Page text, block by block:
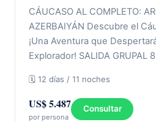
CÁUCASO AL COMPLETO:
AZERBAIYÁN Descubre el
¡Una Aventura que
Explorador! SALIDA GRUPAL
🗓 12 días / 11 noches
US$ 5.487
por persona
Consultar